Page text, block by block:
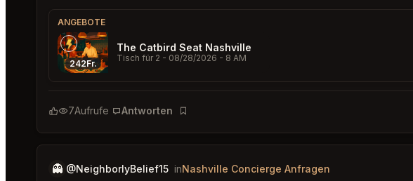
ANGEBOTE
242Fr.
The Catbird Seat Nashville
Tisch für 2 - 08/28/2026 - 8 AM
7Aufrufe Antworten
Lesezeichen
👻 @NeighborlyBelief15 inNashville Concierge Anfragen